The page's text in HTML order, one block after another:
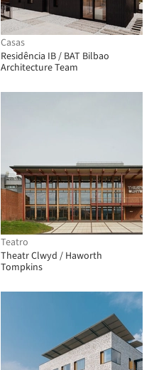
Casas
Residência IB / BAT Bilbao
Architecture Team
Teatro
Theatr Clwyd / Haworth
Tompkins